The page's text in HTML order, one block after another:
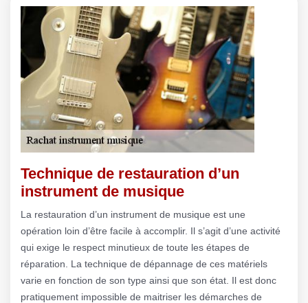
Technique de restauration d’un
instrument de musique
La restauration d’un instrument de musique est une
opération loin d’être facile à accomplir. Il s’agit d’une activité
qui exige le respect minutieux de toute les étapes de
réparation. La technique de dépannage de ces matériels
varie en fonction de son type ainsi que son état. Il est donc
pratiquement impossible de maitriser les démarches de